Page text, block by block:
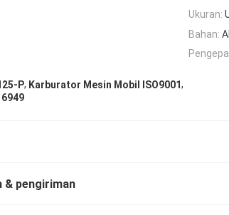
Ukuran:
Bahan:
P, Karburator Mesin Mobil ISO9001,
& pengiriman